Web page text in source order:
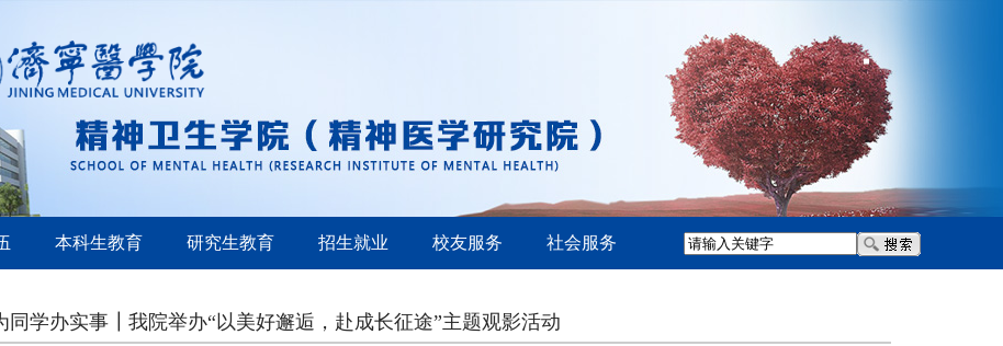
本科生教育 研究生教育 招生就业 校友服务 社会服务
同学办实事┃我院举办“以美好邂逅，赴成长征途”主题观影活动